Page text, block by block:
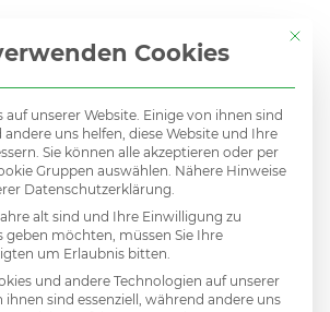
Mit
Cookies
unserer Website. Einige von ihnen sind
andere uns helfen, diese Website und Ihre
Sie können alle akzeptieren oder per
Gruppen auswählen. Nähere Hinweise
Datenschutzerklärung.
alt sind und Ihre Einwilligung zu
geben möchten, müssen Sie Ihre
um Erlaubnis bitten.
und andere Technologien auf unserer
ihnen sind essenziell, während andere uns